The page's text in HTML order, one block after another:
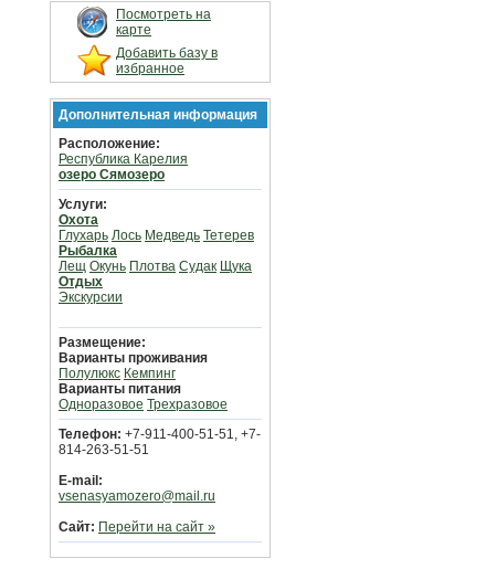
Посмотреть на
карте
Добавить базу в
избранное
Дополнительная информация
Расположение:
Республика Карелия
озеро Сямозеро
Услуги:
Охота
Глухарь Лось Медведь Тетерев
Рыбалка
Лещ Окунь Плотва Судак Щука
Отдых
Экскурсии
Размещение:
Варианты проживания
Полулюкс Кемпинг
Варианты питания
Одноразовое Трехразовое
Телефон: +7-911-400-51-51, +7-
814-263-51-51
E-mail:
vsenasyamozero@mail.ru
Сайт: Перейти на сайт »